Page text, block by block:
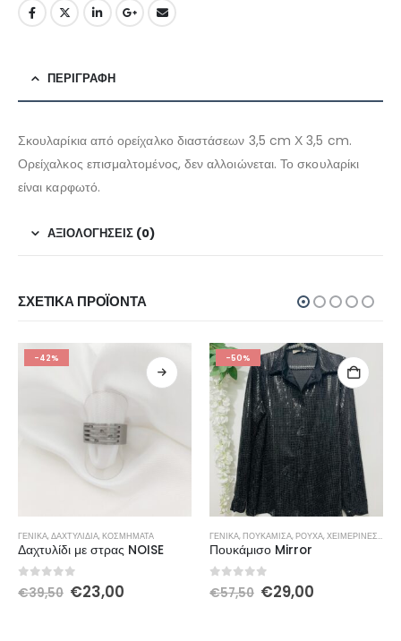
ΠΕΡΙΓΡΑΦΉ
Σκουλαρίκια από ορείχαλκο διαστάσεων 3,5 cm Χ 3,5 cm.
Ορείχαλκος επισμαλτομένος, δεν αλλοιώνεται. Το σκουλαρίκι
είναι καρφωτό.
ΑΞΙΟΛΟΓΉΣΕΙΣ (0)
ΣΧΕΤΙΚΆ ΠΡΟΪΌΝΤΑ
-42%
ΓΕΝΙΚΆ,ΔΑΧΤΥΛΊΔΙΑ,ΚΟΣΜΉΜΑΤΑ
Δαχτυλίδι με στρας NOISE
out of 5
€39,50 €23,00
-50%
ΓΕΝΙΚΆ,ΠΟΥΚΆΜΙΣΑ,ΡΟΎΧΑ,ΧΕΙΜΕΡΙΝΕΣ ΠΡΟΣΦΟΡΕΣ
Πουκάμισο Mirror
out of 5
€57,50 €29,00